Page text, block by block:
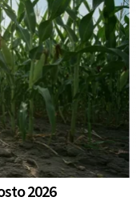
2026